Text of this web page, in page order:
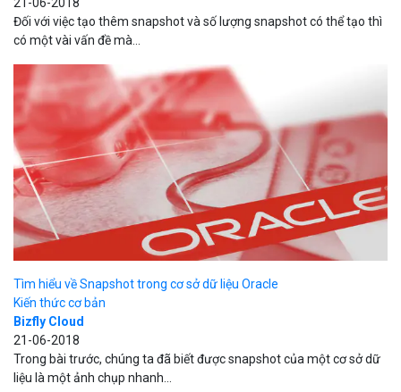
21-06-2018
Đối với việc tạo thêm snapshot và số lượng snapshot có thể tạo thì
có một vài vấn đề mà...
Tìm hiểu về Snapshot trong cơ sở dữ liệu Oracle
Kiến thức cơ bản
Bizfly Cloud
21-06-2018
Trong bài trước, chúng ta đã biết được snapshot của một cơ sở dữ
liệu là một ảnh chụp nhanh...